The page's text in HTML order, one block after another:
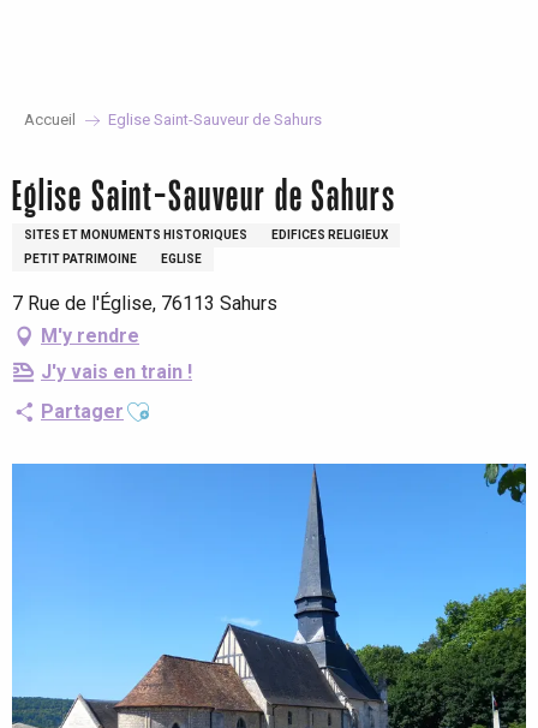
Accueil Eglise Saint-Sauveur de Sahurs
Eglise Saint-Sauveur de Sahurs
SITES ET MONUMENTS HISTORIQUES
EDIFICES RELIGIEUX
PETIT PATRIMOINE
EGLISE
7 Rue de l'Église, 76113 Sahurs
M'y rendre
J'y vais en train !
Partager Ajouter aux favoris